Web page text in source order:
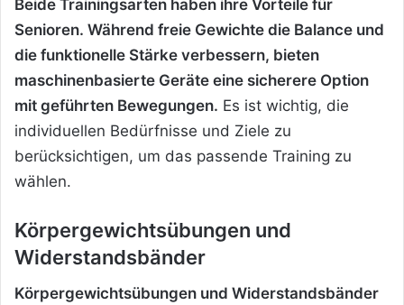
Beide Trainingsarten haben ihre Vorteile für
Senioren. Während freie Gewichte die Balance und
die funktionelle Stärke verbessern, bieten
maschinenbasierte Geräte eine sicherere Option
mit geführten Bewegungen. Es ist wichtig, die
individuellen Bedürfnisse und Ziele zu
berücksichtigen, um das passende Training zu
wählen.
Körpergewichtsübungen und
Widerstandsbänder
Körpergewichtsübungen und Widerstandsbänder